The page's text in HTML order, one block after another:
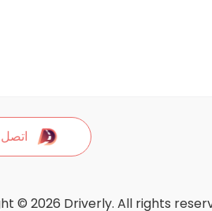
اتصل
© 2026 Driverly. All rights